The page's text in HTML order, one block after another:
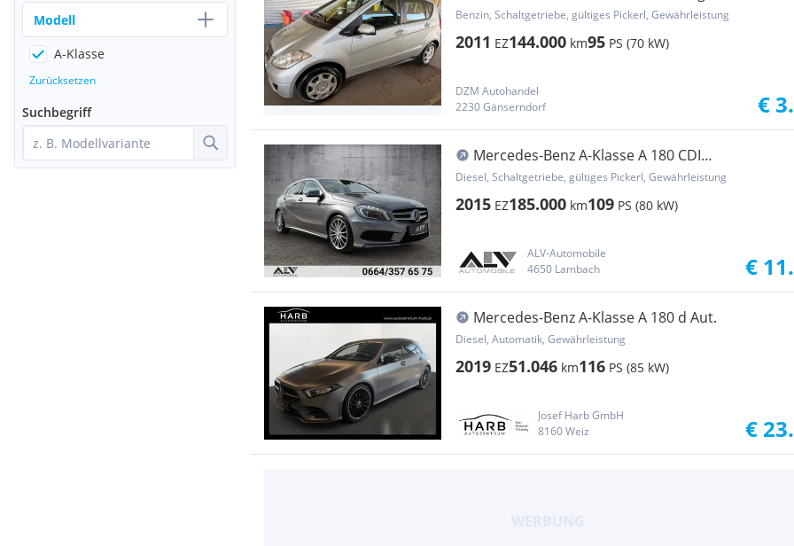
BlueEfficiency
Benzin, Schaltgetriebe, gültiges Pickerl, Gewährleistung
2011 EZ144.000 km95 PS (70 kW)
DZM Autohandel
2230 Gänserndorf
€
Mercedes-Benz A-Klasse A 180 CDI
BlueEfficiency AMG-Line
Diesel, Schaltgetriebe, gültiges Pickerl, Gewährleistung
2015 EZ185.000 km109 PS (80 kW)
ALV-Automobile
4650 Lambach
€
Mercedes-Benz A-Klasse A 180 d Aut.
Diesel, Automatik, Gewährleistung
2019 EZ51.046 km116 PS (85 kW)
Josef Harb GmbH
8160 Weiz
€
Modell
A-Klasse
Zurücksetzen
Suchbegriff